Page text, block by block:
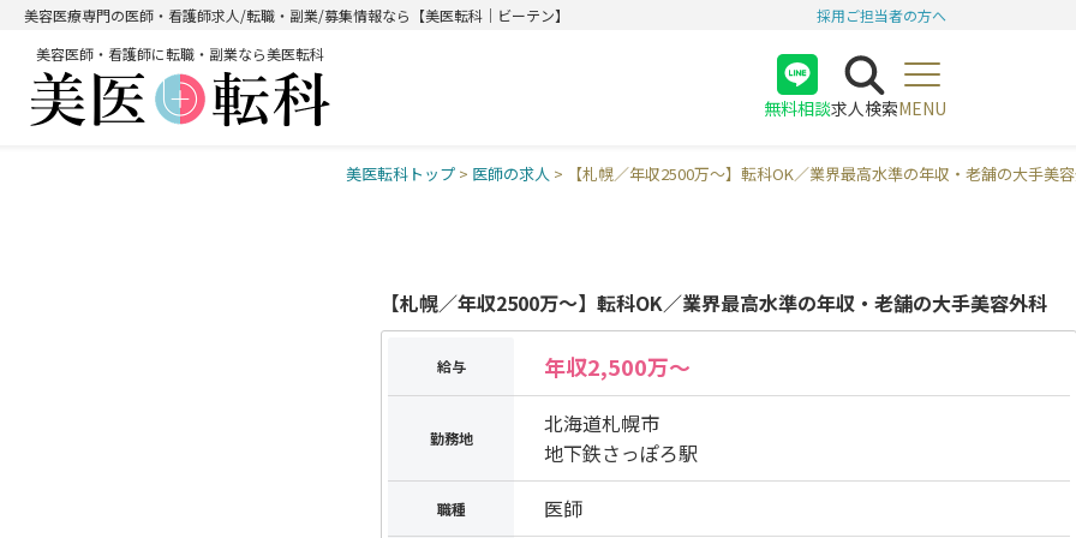
美容医療専門の医師・看護師求人/転職・副業/募集情報なら【美医転科｜ビーテン】
採用ご担当者の方へ
美容医師・看護師に転職・副業なら美医転科
無料相談
医師
求人検索MENU
美医転科トップ > 医師の求人 > 【札幌／年収2500万〜】転科OK／業界最高水準の年収・老舗の大手美
【札幌／年収2500万〜】転科OK／業界最高水準の年収・老舗の大手美容外科
給与 年収2,500万〜
勤務地
北海道札幌市
地下鉄さっぽろ駅
職種 医師